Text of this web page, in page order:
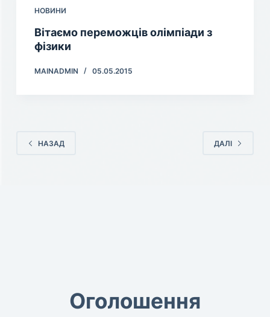
НОВИНИ
Вітаємо переможців олімпіади з
фізики
MAINADMIN 05.05.2015
НАЗАД ДАЛІ
Оголошення